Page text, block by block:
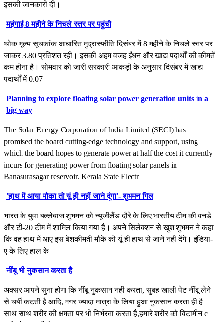
इसकी जानकारी दी।
महंगाई 8 महीने के निचले स्तर पर पहुंची
थोक मूल्य सूचकांक आधारित मुद्रास्फीति दिसंबर में 8 महीने के निचले स्तर पर
जाकर 3.80 प्रतिशत रही। इसकी अहम वजह ईंधन और खाद्य पदार्थों की कीमतें
कम होना है। सोमवार को जारी सरकारी आंकड़ों के अनुसार दिसंबर में खाद्य
पदार्थों में 0.07
Planning to explore floating solar power generation units in a
big way
The Solar Energy Corporation of India Limited (SECI) has
promised the board cutting-edge technology and support, using
which the board hopes to generate power at half the cost it currently
incurs for generating power from floating solar panels in
Banasurasagar reservoir. Kerala State Electr
'हाथ में आया मौका तो यूं ही नहीं जाने दूंगा'- शुभमन गिल
भारत के युवा बल्लेबाज शुभमन को न्यूजीलैंड दौरे के लिए भारतीय टीम की वनडे
और टी-20 टीम में शामिल किया गया है। अपने सिलेक्शन से खुश शुभमन ने कहा
कि वह हाथ में आए इस बेशकीमती मौके को यूं ही हाथ से जाने नहीं देंगे। इंडिया-
ए के लिए हाल के
नींबू भी नुकसान करता है
अक्सर आपने सुना होगा कि नींबू नुकसान नही करता, सुबह खाली पेट नींबू लेने
से चर्बी कटती है आदि, मगर ज्यादा मात्रा के लिया हुआ नुकसान करता ही है
साथ साथ शरीर की क्षमता पर भी निर्भरता करता है,हमारे शरीर को विटामीन c